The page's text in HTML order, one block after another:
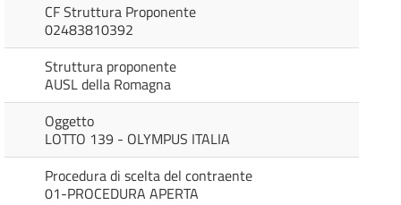
CF Struttura Proponente
02483810392
Struttura proponente
AUSL della Romagna
Oggetto
LOTTO 139 - OLYMPUS ITALIA
Procedura di scelta del contraente
01-PROCEDURA APERTA